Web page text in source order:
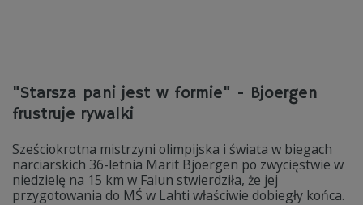
"Starsza pani jest w formie" - Bjoergen
frustruje rywalki
Sześciokrotna mistrzyni olimpijska i świata w biegach
narciarskich 36-letnia Marit Bjoergen po zwycięstwie w
niedzielę na 15 km w Falun stwierdziła, że jej
przygotowania do MŚ w Lahti właściwie dobiegły końca.